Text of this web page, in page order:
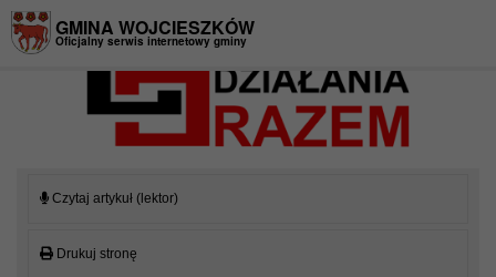
GMINA WOJCIESZKÓW
Oficjalny serwis internetowy gminy
Czytaj artykuł (lektor)
Drukuj stronę